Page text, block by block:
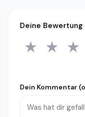
Deine Bewertung
1 Stern
★ 2
★ 3
★
Dein Kommentar